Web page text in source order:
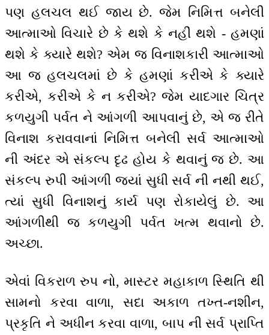
પણ હલચલ થઈ જાય છે. જેમ નિમિત્ત બનેલી
આત્માઓ વિચારે છે કે થશે કે નહીં થશે - હમણાં
થશે કે ક્યારે થશે? એમ જ વિનાશકારી આત્માઓ
આ જ હલચલમાં છે કે હમણાં કરીએ કે ક્યારે
કરીએ, કરીએ કે ન કરીએ? જેમ યાદગાર ચિત્ર
કળયુગી પર્વત ને આંગળી આપવાનું છે, એ જ રીતે
વિનાશ કરાવવાનાં નિમિત્ત બનેલી સર્વ આત્માઓ
ની અંદર એ સંકલ્પ દૃઢ હોય કે થવાનું જ છે. આ
સંકલ્પ રુપી આંગળી જ્યાં સુધી સર્વ ની નથી થઈ,
ત્યાં સુધી વિનાશનું કાર્ય પણ રોકાયેલું છે. આ
આંગળીથી જ કળયુગી પર્વત ખત્મ થવાનો છે.
અચ્છા.
એવાં વિકરાળ રુપ નો, માસ્ટર મહાકાળ સ્થિતિ થી
સામનો કરવા વાળા, સદા અકાળ તખ્ત-નશીન,
પ્રકૃતિ ને અધીન કરવા વાળા, બાપ ની સર્વ પ્રાપ્તિ